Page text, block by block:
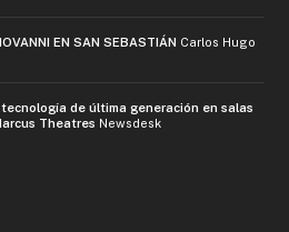
EN SAN SEBASTIÁN Carlos Hugo
de última generación en salas
Theatres Newsdesk